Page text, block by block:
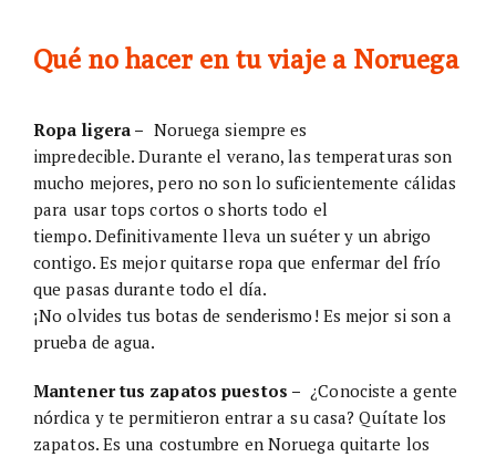
Qué no hacer en tu viaje a Noruega
Ropa ligera – Noruega siempre es
impredecible. Durante el verano, las temperaturas son
mucho mejores, pero no son lo suficientemente cálidas
para usar tops cortos o shorts todo el
tiempo. Definitivamente lleva un suéter y un abrigo
contigo. Es mejor quitarse ropa que enfermar del frío
que pasas durante todo el día.
¡No olvides tus botas de senderismo! Es mejor si son a
prueba de agua.
Mantener tus zapatos puestos – ¿Conociste a gente
nórdica y te permitieron entrar a su casa? Quítate los
zapatos. Es una costumbre en Noruega quitarte los